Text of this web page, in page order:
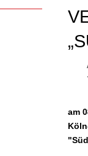
am